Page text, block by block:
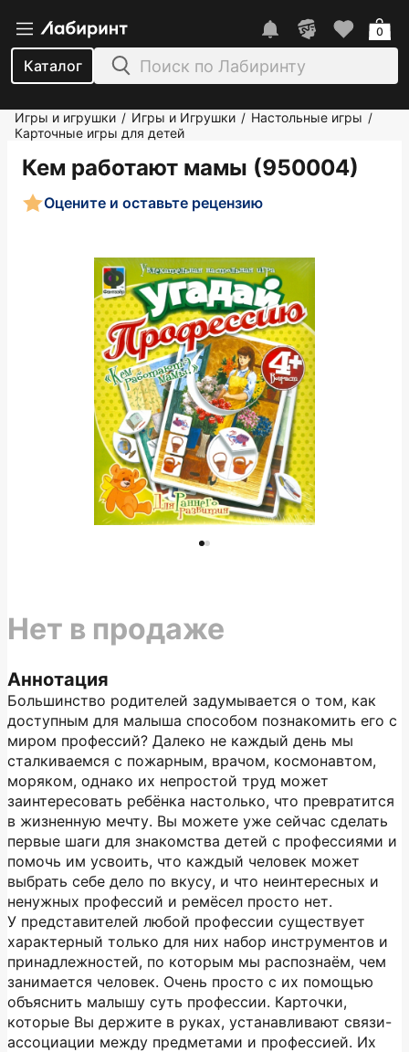
Каталог
0
Игры и игрушки / Игры и Игрушки / Настольные игры /
Карточные игры для детей
Кем работают мамы (950004)
Оцените и оставьте рецензию
Аннотация
Большинство родителей задумывается о том, как
доступным для малыша способом познакомить его с
миром профессий? Далеко не каждый день мы
сталкиваемся с пожарным, врачом, космонавтом,
моряком, однако их непростой труд может
заинтересовать ребёнка настолько, что превратится
в жизненную мечту. Вы можете уже сейчас сделать
первые шаги для знакомства детей с профессиями и
помочь им усвоить, что каждый человек может
выбрать себе дело по вкусу, и что неинтересных и
ненужных профессий и ремёсел просто нет.
У представителей любой профессии существует
характерный только для них набор инструментов и
принадлежностей, по которым мы распознаём, чем
занимается человек. Очень просто с их помощью
объяснить малышу суть профессии. Карточки,
которые Вы держите в руках, устанавливают связи-
ассоциации между предметами и профессией. Их
Нет в продаже